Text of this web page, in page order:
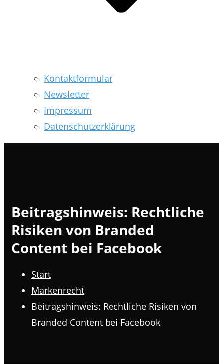
Kontaktformular
Newsletter
Impressum
Datenschutzerklärung
Beitragshinweis: Rechtliche
Risiken von Branded
Content bei Facebook
Start
Markenrecht
Beitragshinweis: Rechtliche Risiken von
Branded Content bei Facebook